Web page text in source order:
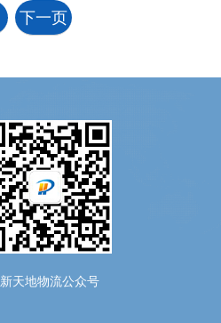
下一页
新天地物流公众号